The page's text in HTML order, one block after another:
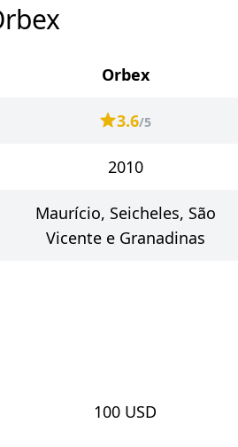
Orbex
3.6/5
2010
Maurício, Seicheles, São
Vicente e Granadinas
100 USD